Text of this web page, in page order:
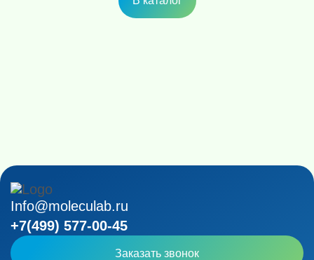
Info@moleculab.ru
+7(499) 577-00-45
Заказать звонок